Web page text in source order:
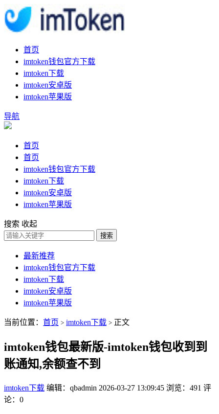
首页
imtoken钱包官方下载
imtoken下载
imtoken安卓版
imtoken苹果版
导航
首页
首页
imtoken钱包官方下载
imtoken下载
imtoken安卓版
imtoken苹果版
搜索 收起
搜索
最新推荐
imtoken钱包官方下载
imtoken下载
imtoken安卓版
imtoken苹果版
当前位置： 首页 > imtoken下载 > 正文
imtoken钱包最新版-imtoken钱包收到到
账通知,余额查不到
imtoken下载 编辑：qbadmin 2026-03-27 13:09:45 浏览：491 评
论：0